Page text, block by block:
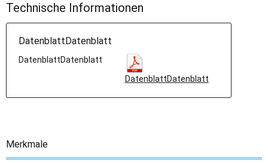
Technische Informationen
DatenblattDatenblatt
DatenblattDatenblatt
DatenblattDatenblatt
Merkmale